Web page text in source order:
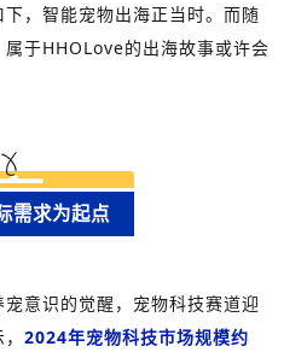
，智能宠物出海正当时。而随
于HHOLove的出海故事或许会
需求为起点
意识的觉醒，宠物科技赛道迎
2024年宠物科技市场规模约